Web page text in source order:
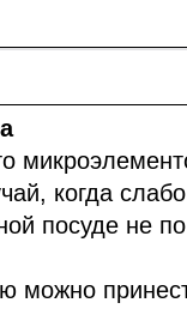
когда
посуде не
можно